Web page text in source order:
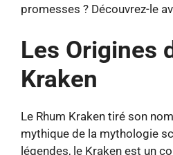
promesses ? Découvrez-le
Les Origines
Kraken
Le Rhum Kraken tiré son
mythique de la mythologie
légendes, le Kraken est un